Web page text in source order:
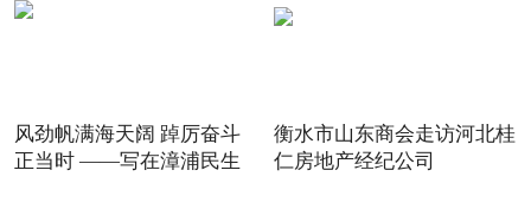
风劲帆满海天阔 踔厉奋斗
正当时 ——写在漳浦民生
衡水市山东商会走访河北桂
仁房地产经纪公司